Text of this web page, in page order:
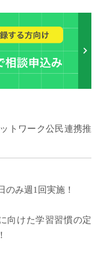
トワーク公民連携推
み週1回実施！
向けた学習習慣の定